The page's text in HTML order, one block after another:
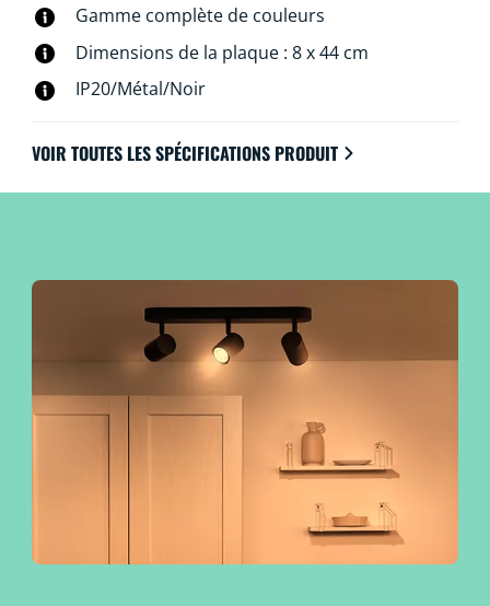
Gamme complète de couleurs
Dimensions de la plaque : 8 x 44 cm
IP20/Métal/Noir
VOIR TOUTES LES SPÉCIFICATIONS PRODUIT